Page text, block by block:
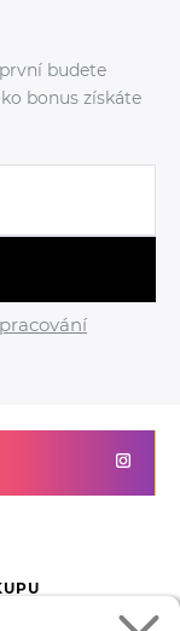
budete
bonus získáte